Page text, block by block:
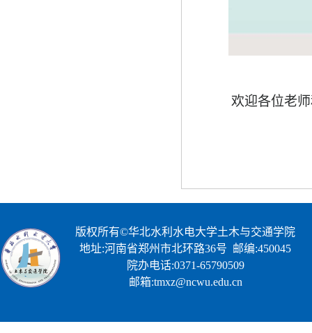
欢迎各位老
版权所有©华北水利水电大学土木与交通学院
地址:河南省郑州市北环路36号 邮编:450045
院办电话:0371-65790509
邮箱:tmxz@ncwu.edu.cn